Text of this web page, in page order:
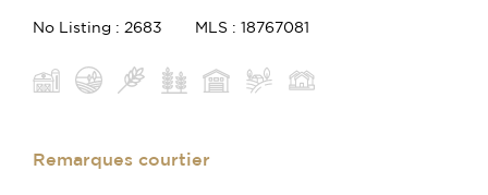
No Listing : 2683 MLS : 18767081
Remarques courtier